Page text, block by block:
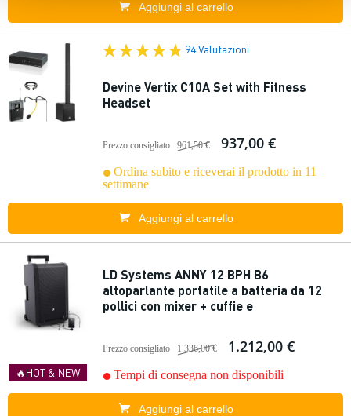
Aggiungi al carrello
94 Valutazioni
Devine Vertix C10A Set with Fitness
Headset
Prezzo consigliato 961,50 € 937,00 €
Ordina subito e riceverai il prodotto in 11
settimane
Aggiungi al carrello
🔥HOT & NEW
LD Systems ANNY 12 BPH B6
altoparlante portatile a batteria da 12
pollici con mixer + cuffie e
Prezzo consigliato 1.336,00 € 1.212,00 €
Tempi di consegna non disponibili
Aggiungi al carrello